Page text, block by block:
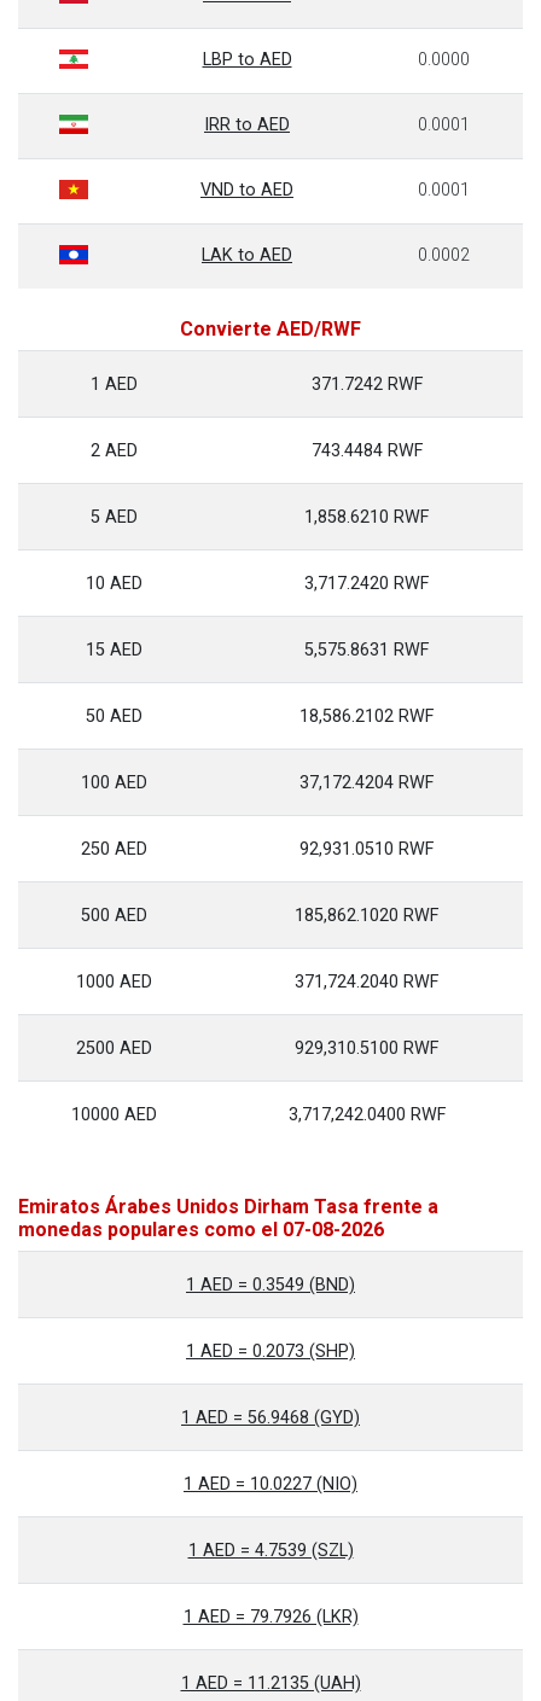
LBP to AED 0.0000
IRR to AED 0.0001
VND to AED 0.0001
LAK to AED 0.0002
Convierte AED/RWF
1 AED 371.7242 RWF
2 AED 743.4484 RWF
5 AED 1,858.6210 RWF
10 AED 3,717.2420 RWF
15 AED 5,575.8631 RWF
50 AED 18,586.2102 RWF
100 AED 37,172.4204 RWF
250 AED 92,931.0510 RWF
500 AED 185,862.1020 RWF
1000 AED 371,724.2040 RWF
2500 AED 929,310.5100 RWF
10000 AED 3,717,242.0400 RWF
Emiratos Árabes Unidos Dirham Tasa frente a
monedas populares como el 07-08-2026
1 AED = 0.3549 (BND)
1 AED = 0.2073 (SHP)
1 AED = 56.9468 (GYD)
1 AED = 10.0227 (NIO)
1 AED = 4.7539 (SZL)
1 AED = 79.7926 (LKR)
1 AED = 11.2135 (UAH)